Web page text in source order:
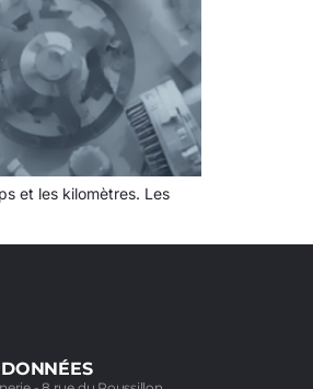
et les kilomètres. Les